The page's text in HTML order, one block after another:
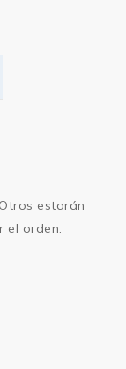
estarán
el orden.